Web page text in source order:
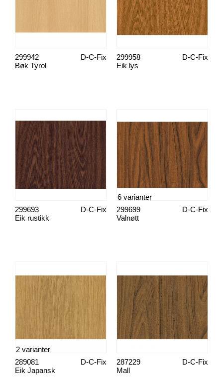
Bøk Tyrol
D-C-Fix
299942
Eik lys
D-C-Fix
299958
Eik rustikk
D-C-Fix
299693
Valnøtt
D-C-Fix
299699
6 varianter
Eik Japansk
D-C-Fix
289081
2 varianter
Mall
D-C-Fix
287229